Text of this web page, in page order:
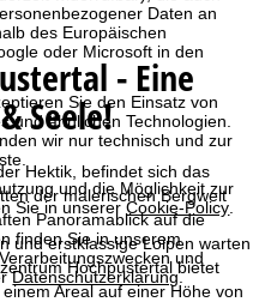
Daten an
des Europäischen
oder Microsoft in den
Sie den Einsatz von
und ähnlichen Technologien.
wir nur technisch und zur
und die Möglichkeit zur
Sie in unsererCookie-Policy.
finden Sie in unserem
und
Datenschutzerklärung.
- Eine
Seele!
Hektik, befindet sich das
der malerischen Bergwelt
Panoramablick auf die
und erstklassige Loipen warten
Hochpustertal bietet
Areal auf einer Höhe von